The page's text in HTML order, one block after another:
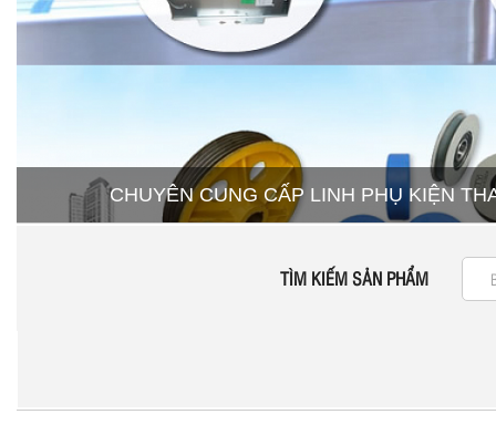
CHUYÊN CUNG CẤP LINH PHỤ KIỆN
TÌM KIẾM SẢN PHẨM